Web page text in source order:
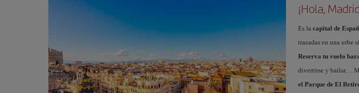
¡Hola,
Es la capital de
trazadas en una urbe
Reserva tu vuelo
divertirse y bailar…
el Parque de El